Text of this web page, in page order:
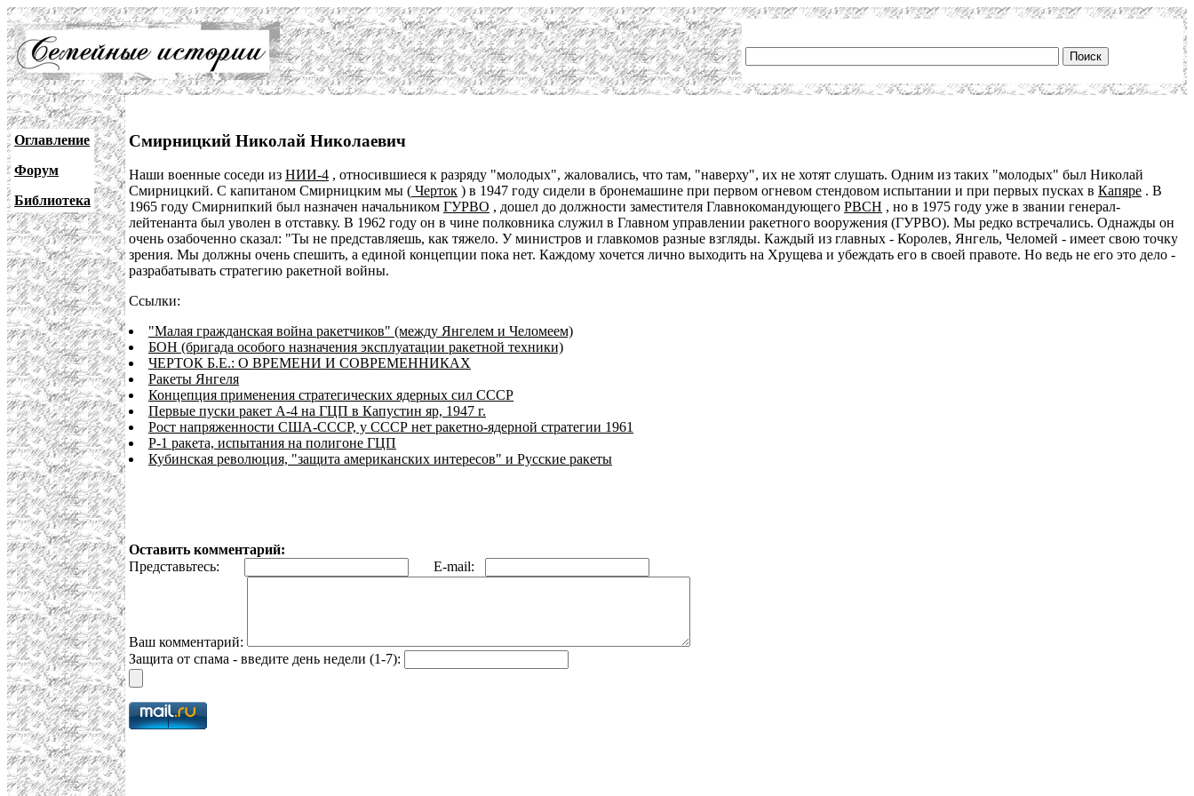
Оглавление
Форум
Библиотека
Смирницкий Николай Николаевич
Наши военные соседи из НИИ-4 , относившиеся к разряду "молодых", жаловались, что там, "наверху", их не хотят слушать. Одним из таких "молодых" был Николай
Смирницкий. С капитаном Смирницким мы ( Черток ) в 1947 году сидели в бронемашине при первом огневом стендовом испытании и при первых пусках в Капяре . В
1965 году Смирнипкий был назначен начальником ГУРВО , дошел до должности заместителя Главнокомандующего РВСН , но в 1975 году уже в звании генерал-
лейтенанта был уволен в отставку. В 1962 году он в чине полковника служил в Главном управлении ракетного вооружения (ГУРВО). Мы редко встречались. Однажды он
очень озабоченно сказал: "Ты не представляешь, как тяжело. У министров и главкомов разные взгляды. Каждый из главных - Королев, Янгель, Челомей - имеет свою точку
зрения. Мы должны очень спешить, а единой концепции пока нет. Каждому хочется лично выходить на Хрущева и убеждать его в своей правоте. Но ведь не его это дело -
разрабатывать стратегию ракетной войны.
Ссылки:
"Малая гражданская война ракетчиков" (между Янгелем и Челомеем)
БОН (бригада особого назначения эксплуатации ракетной техники)
ЧЕРТОК Б.Е.: О ВРЕМЕНИ И СОВРЕМЕННИКАХ
Ракеты Янгеля
Концепция применения стратегических ядерных сил СССР
Первые пуски ракет А-4 на ГЦП в Капустин яр, 1947 г.
Рост напряженности США-СССР, у СССР нет ракетно-ядерной стратегии 1961
Р-1 ракета, испытания на полигоне ГЦП
Кубинская революция, "защита американских интересов" и Русские ракеты
Оставить комментарий:
Представьтесь:
E-mail:
Ваш комментарий:
Защита от спама - введите день недели (1-7):